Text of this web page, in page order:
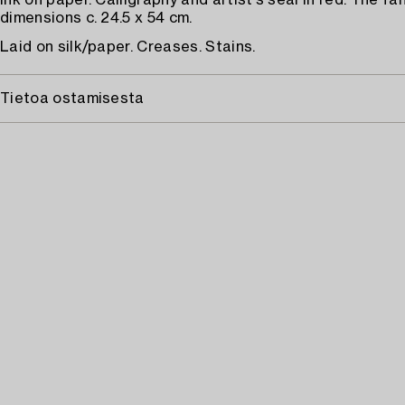
dimensions c. 24.5 x 54 cm.
Laid on silk/paper. Creases. Stains.
Tietoa ostamisesta